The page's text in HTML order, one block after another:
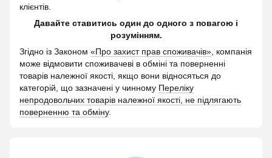
клієнтів.
Давайте ставитись один до одного з повагою і
розумінням.
Згідно із Законом «Про захист прав споживачів» , компанія
може відмовити споживачеві в обміні та поверненні
товарів належної якості, якщо вони відносяться до
категорій, що зазначені у чинному Переліку
непродовольчих товарів належної якості, не підлягають
поверненню та обміну.